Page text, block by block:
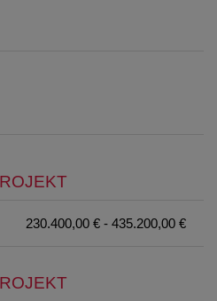
230.400,00 € - 435.200,00 €